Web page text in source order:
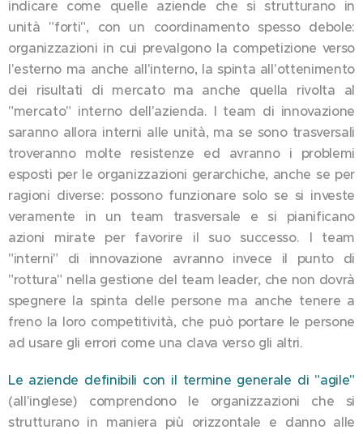
indicare come quelle aziende che si strutturano in
unità "forti", con un coordinamento spesso debole:
organizzazioni in cui prevalgono la competizione verso
l'esterno ma anche all'interno, la spinta all'ottenimento
dei risultati di mercato ma anche quella rivolta al
"mercato" interno dell'azienda. I team di innovazione
saranno allora interni alle unità, ma se sono trasversali
troveranno molte resistenze ed avranno i problemi
esposti per le organizzazioni gerarchiche, anche se per
ragioni diverse: possono funzionare solo se si investe
veramente in un team trasversale e si pianificano
azioni mirate per favorire il suo successo. I team
"interni" di innovazione avranno invece il punto di
"rottura" nella gestione del team leader, che non dovrà
spegnere la spinta delle persone ma anche tenere a
freno la loro competitività, che può portare le persone
ad usare gli errori come una clava verso gli altri.
Le aziende definibili con il termine generale di "agile"
(all'inglese) comprendono le organizzazioni che si
strutturano in maniera più orizzontale e danno alle